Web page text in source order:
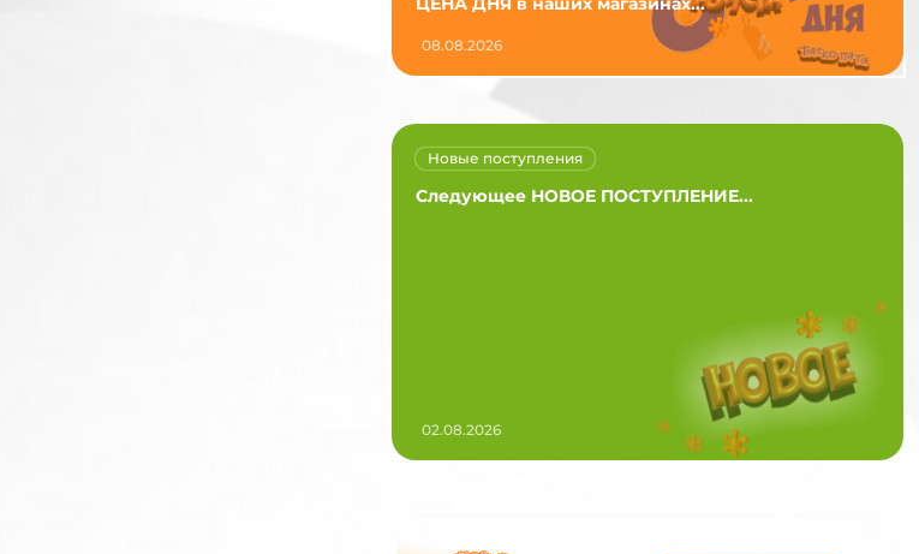
08.08.2026
Следующее НОВОЕ ПОСТУПЛЕНИЕ...
Новые поступления
02.08.2026